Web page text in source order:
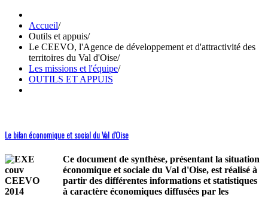
Accueil/
Outils et appuis/
Le CEEVO, l'Agence de développement et d'attractivité des
territoires du Val d'Oise/
Les missions et l'équipe/
OUTILS ET APPUIS
Le bilan économique et social du Val d'Oise
Ce document de synthèse, présentant la situation
économique et sociale du Val d'Oise, est réalisé à
partir des différentes informations et statistiques
à caractère économiques diffusées par les